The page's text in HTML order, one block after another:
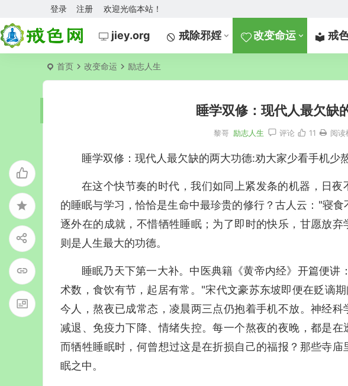
欢迎光临本站！
登录 注册
jiey.org 戒除邪婬 改变命运 戒
首页 改变命运 励志人生
睡学双修：现代人最欠缺
黎哥 励志人生 评论 11 阅读
睡学双修：现代人最欠缺的两大功德:劝大家少看手机少
在这个快节奏的时代，我们如同上紧发条的机器，日
的睡眠与学习，恰恰是生命中最珍贵的修行？古人云："寝
逐外在的成就，不惜牺牲睡眠；为了即时的快乐，甘愿放
则是人生最大的功德。
睡眠乃天下第一大补。中医典籍《黄帝内经》开篇便讲
术数，食饮有节，起居有常。"宋代文豪苏东坡即便在贬谪
今人，熬夜已成常态，凌晨两三点仍抱着手机不放。神经
减退、免疫力下降、情绪失控。每一个熬夜的夜晚，都是
而牺牲睡眠时，何曾想过这是在折损自己的福报？那些寺
眠之中。